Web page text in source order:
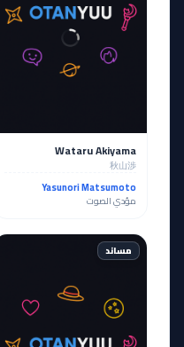
Wataru Akiyama
秋山渉
Yasunori Matsumoto
مؤدي الصوت
مساند